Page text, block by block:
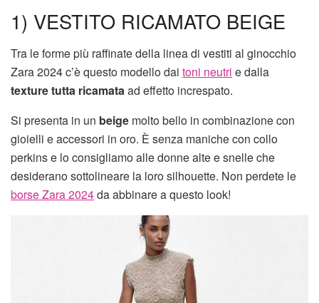
1) VESTITO RICAMATO BEIGE
Tra le forme più raffinate della linea di vestiti al ginocchio
Zara 2024 c’è questo modello dai toni neutri e dalla
texture tutta ricamataad effetto increspato.
Si presenta in un beige molto bello in combinazione con
gioielli e accessori in oro. È senza maniche con collo
perkins e lo consigliamo alle donne alte e snelle che
desiderano sottolineare la loro silhouette. Non perdete le
borse Zara 2024da abbinare a questo look!